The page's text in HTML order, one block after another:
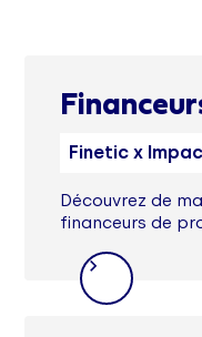
Finetic x
Découvrez de
financeurs de